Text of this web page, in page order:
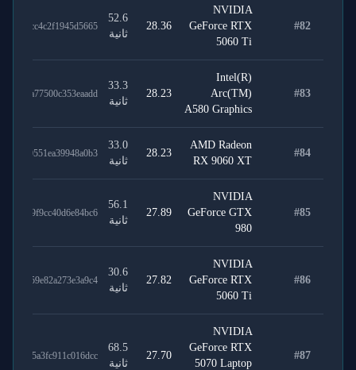
#82
NVIDIA
GeForce RTX
5060 Ti
28.36
52.6
ثانية
82d9ccc4c2f1945d5665
#83
Intel(R)
Arc(TM)
A580 Graphics
28.23
33.3
ثانية
46339a77500c353eaadd
#84
AMD Radeon
RX 9060 XT
28.23
33.0
ثانية
0c3390551ea39948a0b3
#85
NVIDIA
GeForce GTX
980
27.89
56.1
ثانية
2b6479f9cc40d6e84bc6
#86
NVIDIA
GeForce RTX
5060 Ti
27.82
30.6
ثانية
7e41a59e82a273e3a9c4
#87
NVIDIA
GeForce RTX
5070 Laptop
27.70
68.5
ثانية
6ef035a3fc911c016dcc